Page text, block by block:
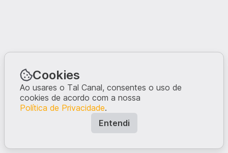
Cookies
Ao usares o Tal Canal, consentes o uso de
cookies de acordo com a nossa
Política de Privacidade.
Entendi